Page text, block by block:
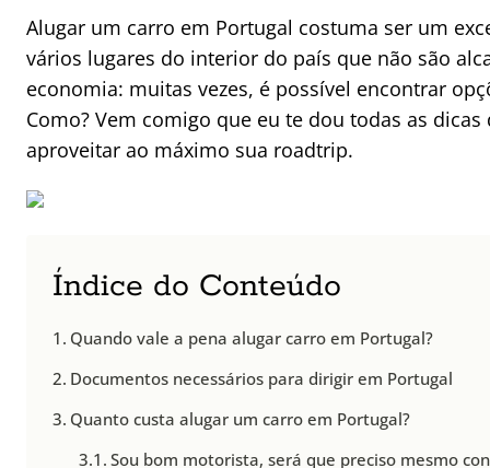
o
:
Alugar um carro em Portugal costuma ser um
vários lugares do interior do país que não são
economia: muitas vezes, é possível encontrar
Como? Vem comigo que eu te dou todas as
aproveitar ao máximo sua roadtrip.
Índice do Conteúdo
Quando vale a pena alugar carro em Portugal?
Documentos necessários para dirigir em Portugal
Quanto custa alugar um carro em Portugal?
Sou bom motorista, será que preciso mesmo